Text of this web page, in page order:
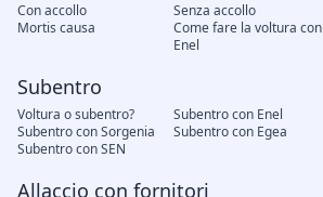
Con accollo Senza accollo
Mortis causa
Come fare la voltura con
Enel
Subentro
Voltura o subentro? Subentro con Enel
Subentro con Sorgenia
Subentro con Egea
Subentro con SEN
Allaccio con fornitori